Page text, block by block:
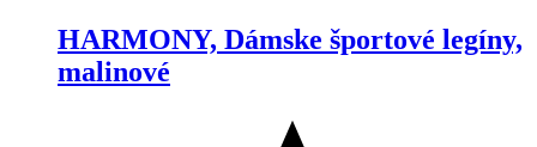
HARMONY, Dámske športové legíny,
malinové